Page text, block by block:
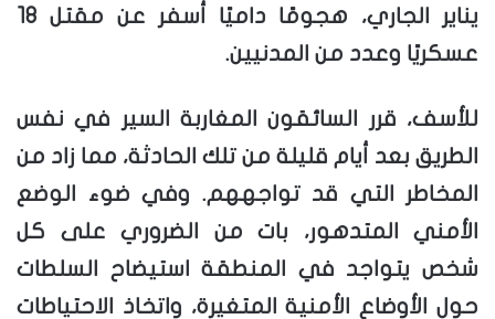
يناير الجاري، هجومًا داميًا أسفر عن مقتل 18
عسكريًا وعدد من المدنيين.
للأسف، قرر السائقون المغاربة السير في نفس
الطريق بعد أيام قليلة من تلك الحادثة، مما زاد من
المخاطر التي قد تواجههم. وفي ضوء الوضع
الأمني المتدهور، بات من الضروري على كل
شخص يتواجد في المنطقة استيضاح السلطات
حول الأوضاع الأمنية المتغيرة، واتخاذ الاحتياطات